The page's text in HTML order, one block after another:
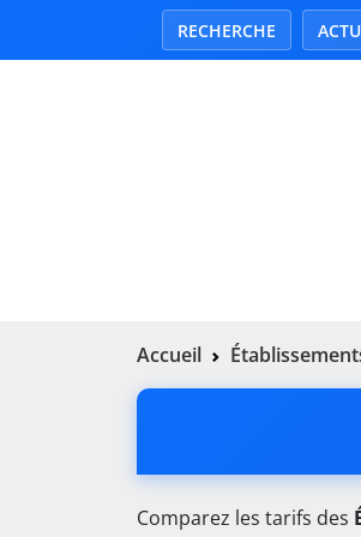
RECHERCHE
Accueil
Comparez les tarifs des